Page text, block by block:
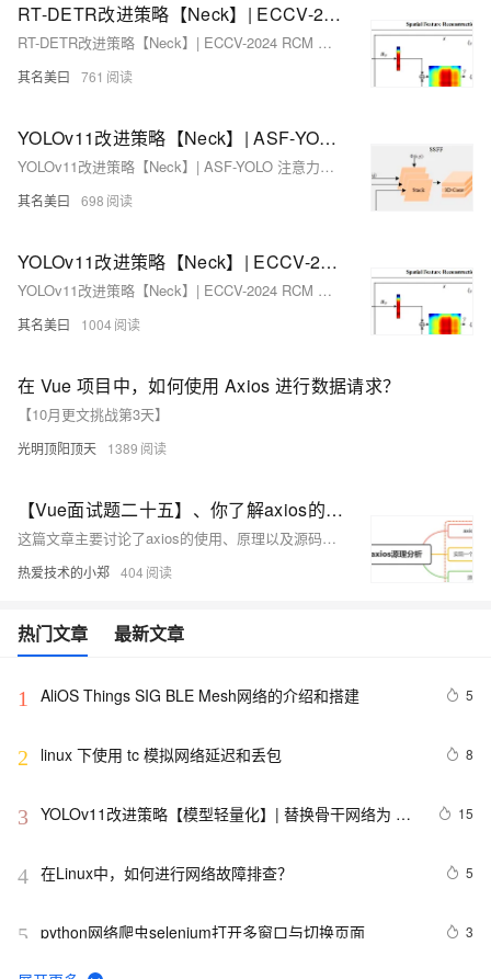
RT-DETR改进策略【Neck】| ECCV-2024 RCM 矩形自校准模块 优化颈部网络
RT-DETR改进策略【Neck】| ECCV-2024 RCM 矩形自校准模块 优化颈部网络
其名美曰 761
YOLOv11改进策略【Neck】| ASF-YOLO 注意力尺度序列融合模块改进颈部网络，提高小目标检测精度
YOLOv11改进策略【Neck】| ASF-YOLO 注意力尺度序列融合模块改进颈部网络，提高小目标检测精度
其名美曰 698
YOLOv11改进策略【Neck】| ECCV-2024 RCM 矩形自校准模块 二次创新C3k2 改进颈部网络
YOLOv11改进策略【Neck】| ECCV-2024 RCM 矩形自校准模块 二次创新C3k2 改进颈部网络
其名美曰 1004
在 Vue 项目中，如何使用 Axios 进行数据请求？
【10月更文挑战第3天】
光明顶阳顶天 1389
【Vue面试题二十五】、你了解axios的原理吗？有看过它的源码吗？
这篇文章主要讨论了axios的使用、原理以及源码分析。 文章中首先回顾了axios的基本用法，包括发送请求、请求拦截器和响应拦截器的使用，以及如何取消请求。接着，作者实现了一个简易版的axios，包括构造函数、请求方法、拦截器的实现等。最后，文章对axios的源码进行了分析，包括目录结构、核心文件axios.js的内容，以及axios实例化过程中的配置合并、拦截器的使用等。
热爱技术的小郑 404
热门文章 最新文章
1 AliOS Things SIG BLE Mesh网络的介绍和搭建 5
2 linux 下使用 tc 模拟网络延迟和丢包 8
3 YOLOv11改进策略【模型轻量化】| 替换骨干网络为
15
4 5
5 python网络爬虫selenium打开多窗口与切换页面 3